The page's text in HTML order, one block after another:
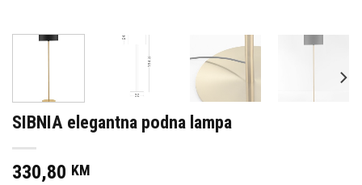
SIBNIA elegantna podna lampa
330,80 KM